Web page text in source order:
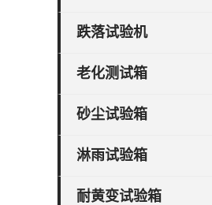
跌落试验机
老化测试箱
砂尘试验箱
淋雨试验箱
耐黄变试验箱